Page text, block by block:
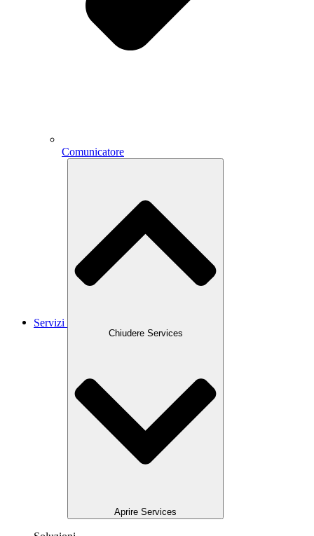
Comunicatore
Servizi
Chiudere Services
Aprire Services